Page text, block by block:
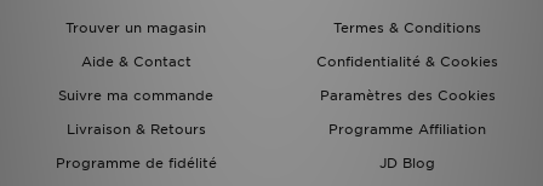
Trouver un magasin
Termes & Conditions
Aide & Contact
Confidentialité & Cookies
Suivre ma commande
Paramètres des Cookies
Livraison & Retours
Programme Affiliation
Programme de fidélité
JD Blog